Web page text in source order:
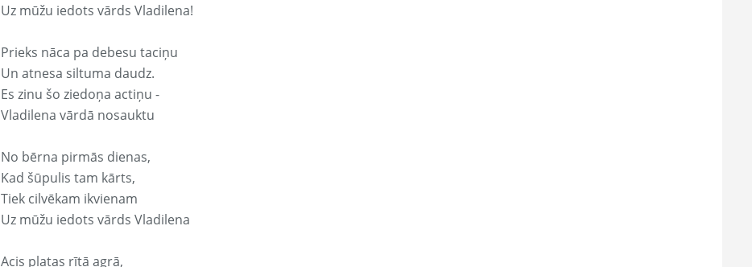
Uz mūžu iedots vārds Vladilena!
Prieks nāca pa debesu taciņu
Un atnesa siltuma daudz.
Es zinu šo ziedoņa actiņu -
Vladilena vārdā nosauktu
No bērna pirmās dienas,
Kad šūpulis tam kārts,
Tiek cilvēkam ikvienam
Uz mūžu iedots vārds Vladilena
Acis platas rītā agrā,